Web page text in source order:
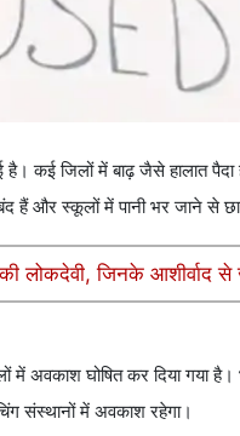
है। कई जिलों में बाढ़ जैसे हालात
और स्कूलों में पानी भर जाने से
लोकदेवी, जिनके आशीर्वाद से
घोषित कर दिया गया है।
संस्थानों में अवकाश रहेगा।